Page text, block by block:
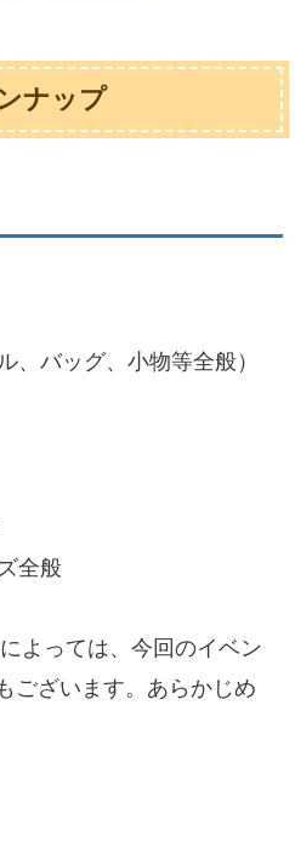
ナップ
、バッグ、小物等全般）
全般
よっては、今回のイベン
ございます。あらかじめ